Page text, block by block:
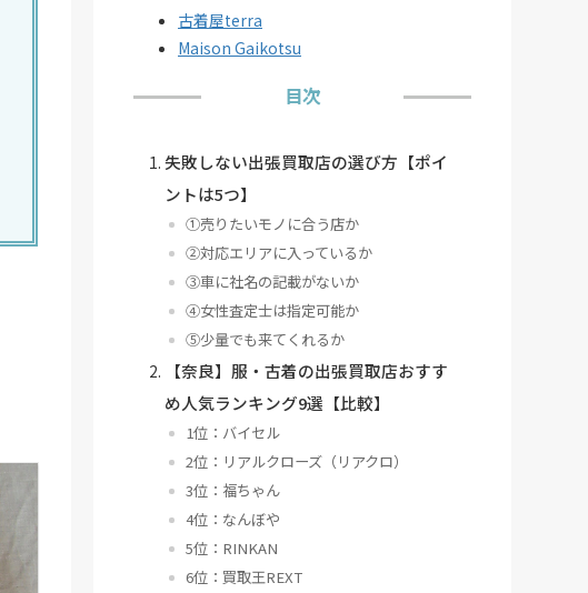
古着屋terra
Maison Gaikotsu
目次
失敗しない出張買取店の選び方【ポイ
ントは5つ】
①売りたいモノに合う店か
②対応エリアに入っているか
③車に社名の記載がないか
④女性査定士は指定可能か
⑤少量でも来てくれるか
【奈良】服・古着の出張買取店おすす
め人気ランキング9選【比較】
1位：バイセル
2位：リアルクローズ（リアクロ）
3位：福ちゃん
4位：なんぼや
5位：RINKAN
6位：買取王REXT